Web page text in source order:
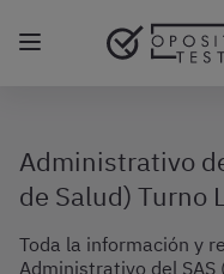
Administrativo
de Salud) Turno
Toda la información y
Administrativo del SAS